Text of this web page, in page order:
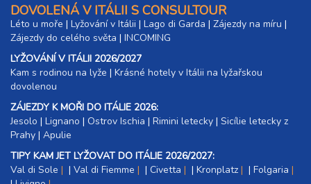
DOVOLENÁ V ITÁLII S CONSULTOUR
Léto u moře | Lyžování v Itálii | Lago di Garda | Zájezdy na míru |
Zájezdy do celého světa | INCOMING
LYŽOVÁNÍ V ITÁLII 2026/2027
Kam s rodinou na lyže |​ Krásné hotely v Itálii na lyžařskou
dovolenou
ZÁJEZDY K MOŘI DO ITÁLIE 2026:
Jesolo | Lignano | Ostrov Ischia | Rimini letecky | Sicílie letecky z
Prahy | Apulie
TIPY KAM JET LYŽOVAT DO ITÁLIE 2026/2027:
Val di Sole
| Val di Fiemme | Civetta | Kronplatz | Folgaria